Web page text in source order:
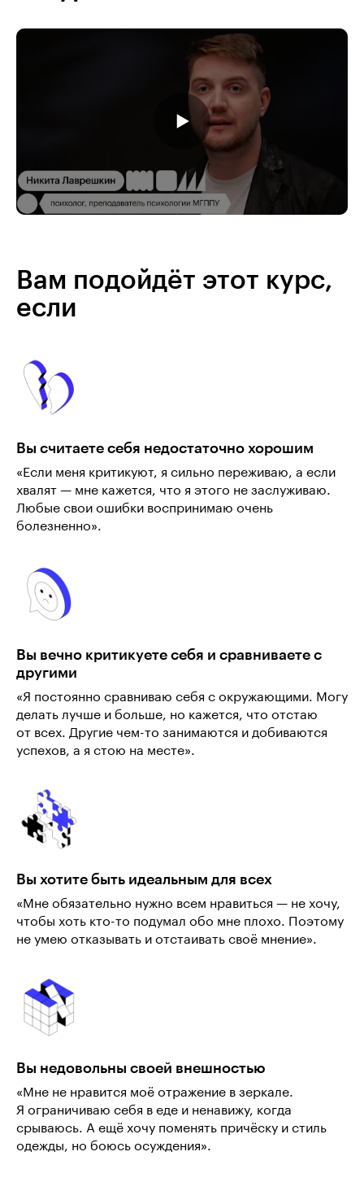
Вам подойдёт этот курс,
если
Вы считаете себя недостаточно хорошим
«Если меня критикуют, я сильно переживаю, а если
хвалят — мне кажется, что я этого не заслуживаю.
Любые свои ошибки воспринимаю очень
болезненно».
Вы вечно критикуете себя и сравниваете с
другими
«Я постоянно сравниваю себя с окружающими. Могу
делать лучше и больше, но кажется, что отстаю
от всех. Другие чем-то занимаются и добиваются
успехов, а я стою на месте».
Вы хотите быть идеальным для всех
«Мне обязательно нужно всем нравиться — не хочу,
чтобы хоть кто-то подумал обо мне плохо. Поэтому
не умею отказывать и отстаивать своё мнение».
Вы недовольны своей внешностью
«Мне не нравится моё отражение в зеркале.
Я ограничиваю себя в еде и ненавижу, когда
срываюсь. А ещё хочу поменять причёску и стиль
одежды, но боюсь осуждения».